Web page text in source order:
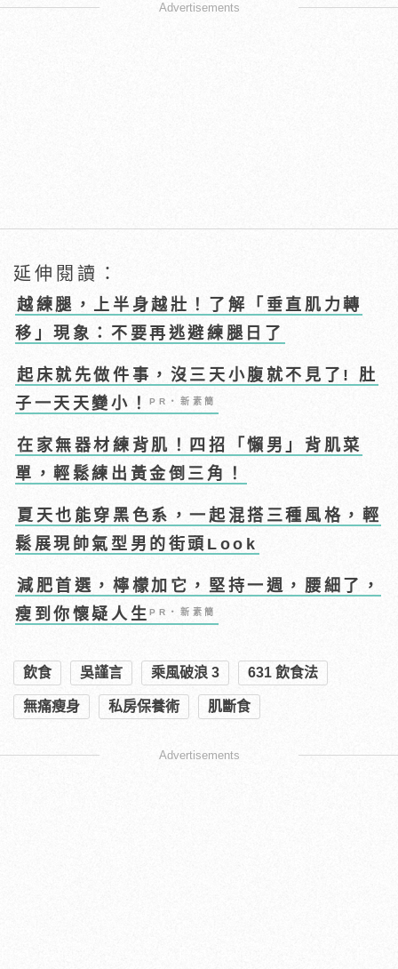
Advertisements
延伸閱讀：
越練腿，上半身越壯！了解「垂直肌力轉
移」現象：不要再逃避練腿日了
起床就先做件事，沒三天小腹就不見了! 肚
子一天天變小！PR・新素簡
在家無器材練背肌！四招「懶男」背肌菜
單，輕鬆練出黃金倒三角！
夏天也能穿黑色系，一起混搭三種風格，輕
鬆展現帥氣型男的街頭Look
減肥首選，檸檬加它，堅持一週，腰細了，
瘦到你懷疑人生PR・新素簡
飲食 吳謹言 乘風破浪 3 631 飲食法
無痛瘦身 私房保養術 肌斷食
Advertisements